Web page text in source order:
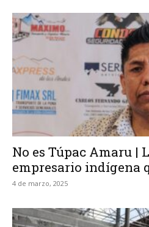
No es Túpac Amaru |
empresario indígena
4 de marzo, 2025